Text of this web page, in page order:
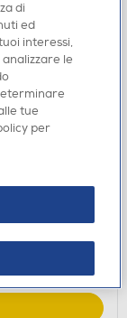
di
ed
interessi,
le
tue
per